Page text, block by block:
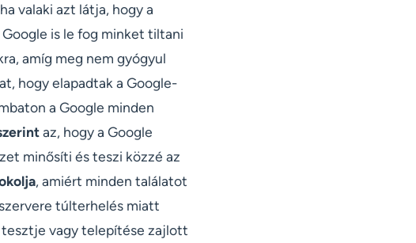
valaki azt látja, hogy a
is le fog minket tiltani
amíg meg nem gyógyul
hogy elapadtak a Google-
a Google minden
az, hogy a Google
minősíti és teszi közzé az
, amiért minden találatot
túlterhelés miatt
tesztje vagy telepítése zajlott